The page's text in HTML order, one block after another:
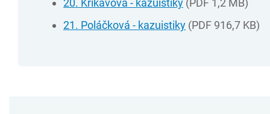
20. Křikavová - kazuistiky (PDF 1,2 MB)
21. Poláčková - kazuistiky (PDF 916,7 KB)